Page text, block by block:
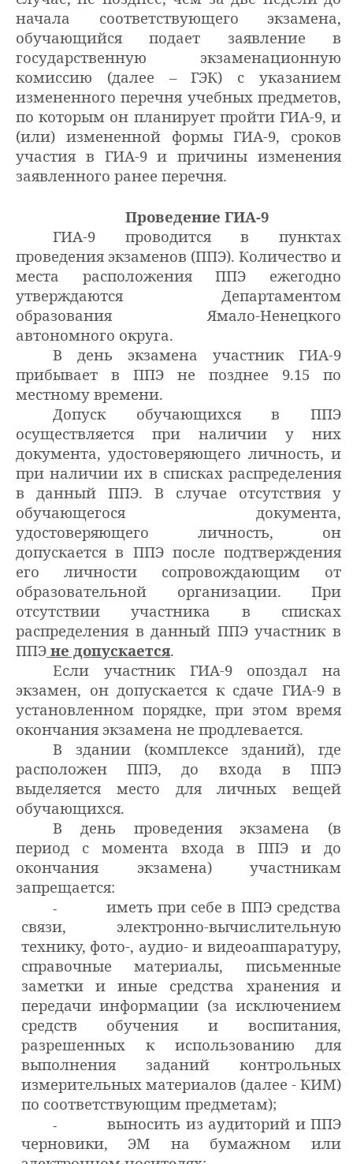
начала соответствующего экзамена,
обучающийся подает заявление в
государственную экзаменационную
комиссию (далее – ГЭК) с указанием
измененного перечня учебных предметов,
по которым он планирует пройти ГИА-9, и
(или) измененной формы ГИА-9, сроков
участия в ГИА-9 и причины изменения
заявленного ранее перечня.
Проведение ГИА-9
ГИА-9 проводится в пунктах
проведения экзаменов (ППЭ). Количество и
места расположения ППЭ ежегодно
утверждаются Департаментом
образования Ямало-Ненецкого
автономного округа.
В день экзамена участник ГИА-9
прибывает в ППЭ не позднее 9.15 по
местному времени.
Допуск обучающихся в ППЭ
осуществляется при наличии у них
документа, удостоверяющего личность, и
при наличии их в списках распределения
в данный ППЭ. В случае отсутствия у
обучающегося документа,
удостоверяющего личность, он
допускается в ППЭ после подтверждения
его личности сопровождающим от
образовательной организации.
При
отсутствии участника в списках
распределения в данный ППЭ участник в
ППЭ не допускается.
Если участник ГИА-9 опоздал на
экзамен, он допускается к сдаче ГИА-9 в
установленном порядке, при этом время
окончания экзамена не продлевается.
В здании (комплексе зданий), где
расположен ППЭ, до входа в ППЭ
выделяется место для личных вещей
обучающихся.
В день проведения экзамена (в
период с момента входа в ППЭ и до
окончания экзамена) участникам
запрещается:
-
иметь при себе в ППЭ средства
связи, электронно-вычислительную
технику, фото-, аудио- и видеоаппаратуру,
справочные материалы, письменные
заметки и иные средства хранения и
передачи информации (за исключением
средств обучения и воспитания,
разрешенных к использованию для
выполнения заданий контрольных
измерительных материалов (далее - КИМ)
по соответствующим предметам);
-
выносить из аудиторий и ППЭ
черновики, ЭМ на бумажном или